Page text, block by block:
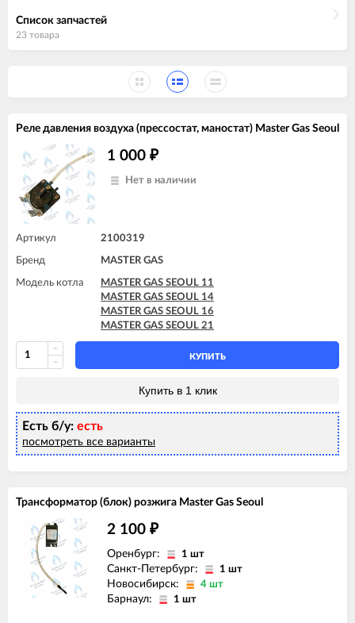
Список запчастей
23 товара
Реле давления воздуха (прессостат, маностат) Master Gas Seoul
1 000 ₽
Нет в наличии
Артикул 2100319
Бренд MASTER GAS
Модель котла
MASTER GAS SEOUL 11
MASTER GAS SEOUL 14
MASTER GAS SEOUL 16
MASTER GAS SEOUL 21
КУПИТЬ
Купить в 1 клик
Есть б/у: есть
посмотреть все варианты
Трансформатор (блок) розжига Master Gas Seoul
2 100 ₽
Оренбург: 1 шт
Санкт-Петербург: 1 шт
Новосибирск: 4 шт
Барнаул: 1 шт